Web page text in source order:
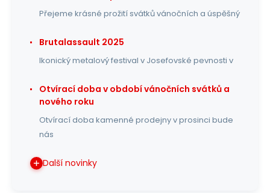
Přejeme krásné prožití svátků vánočních a úspěšný
Brutalassault 2025
Ikonický metalový festival v Josefovské pevnosti v
Otvírací doba v období vánočních svátků a
nového roku
Otvírací doba kamenné prodejny v prosinci bude
nás
Další novinky